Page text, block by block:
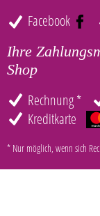
Facebook
Ihre
Shop
Rechnung *
Kreditkarte
* Nur möglich, wenn sich